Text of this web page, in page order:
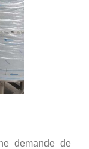
demande de